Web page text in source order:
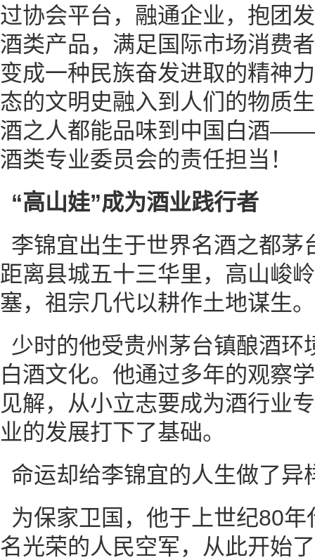
过协会平台，融通企业，抱团
酒类产品，满足国际市场消费
变成一种民族奋发进取的精神
态的文明史融入到人们的物质
酒之人都能品味到中国白酒
酒类专业委员会的责任担当！
“高山娃”成为酒业践行者
李锦宜出生于世界名酒之都茅
距离县城五十三华里，高山峻
塞，祖宗几代以耕作土地谋生。
少时的他受贵州茅台镇酿酒环
白酒文化。他通过多年的观察
见解，从小立志要成为酒行业
业的发展打下了基础。
命运却给李锦宜的人生做了异
为保家卫国，他于上世纪80
名光荣的人民空军，从此开始